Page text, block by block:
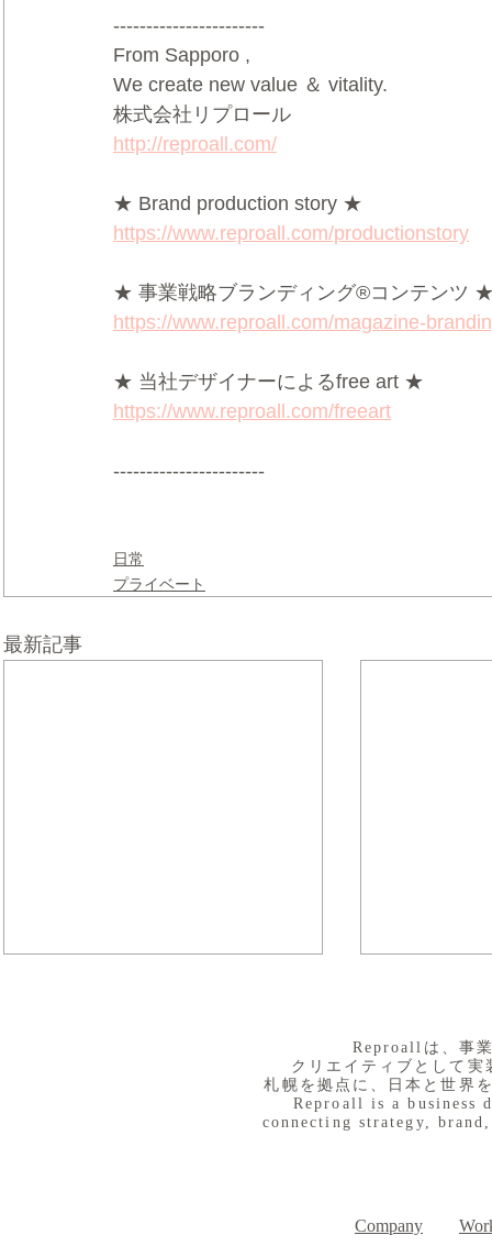
-----------------------
From Sapporo ,
We create new value ＆ vitality.
株式会社リプロール
http://reproall.com/
★ Brand production story ★
https://www.reproall.com/productionstory
★ 事業戦略ブランディング®コンテンツ
https://www.reproall.com/magazine-
★ 当社デザイナーによるfree art ★
https://www.reproall.com/freeart
-----------------------
日常
プライベート
最新記事
​Reproallは、事
クリエイティブとして
札幌を拠点に、日本と世界
Reproall is a business
connecting strategy,
Company